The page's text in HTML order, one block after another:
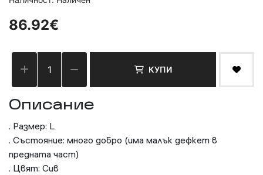
86.92€
КУПИ
Описание
. Размер: L
. Състояние: много добро (има малък дефкет в
предната част)
. Цвят: Сив